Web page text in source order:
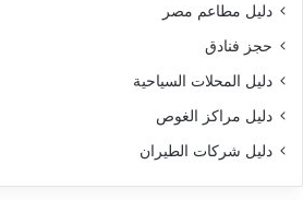
دليل مطاعم مصر
حجز فنادق
دليل المحلات السياحية
دليل مراكز الغوص
دليل شركات الطيران